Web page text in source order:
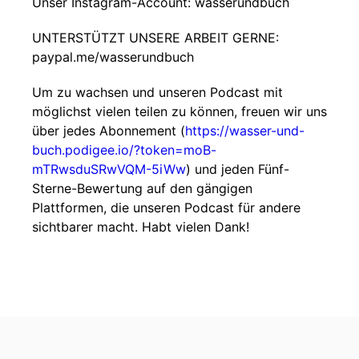
UNTERSTÜTZT UNSERE ARBEIT GERNE:
paypal.me/wasserundbuch
Um zu wachsen und unseren Podcast mit
möglichst vielen teilen zu können, freuen wir uns
über jedes Abonnement (https://wasser-und-
buch.podigee.io/?token=moB-
mTRwsduSRwVQM-5iWw) und jeden Fünf-
Sterne-Bewertung auf den gängigen
Plattformen, die unseren Podcast für andere
sichtbarer macht. Habt vielen Dank!